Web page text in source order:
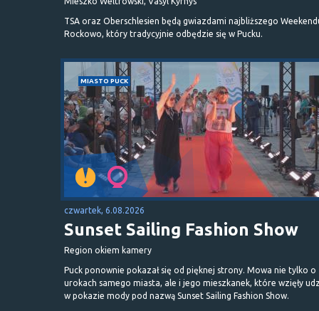
TSA oraz Oberschlesien będą gwiazdami najbliższego
Rockowo, który tradycyjnie odbędzie się w Pucku.
MIASTO PUCK
czwartek, 6.08.2026
Sunset Sailing Fashion Show
Region okiem kamery
Puck ponownie pokazał się od pięknej strony. Mowa nie tylko o
urokach samego miasta, ale i jego mieszkanek, które wzięły
w pokazie mody pod nazwą Sunset Sailing Fashion Show.